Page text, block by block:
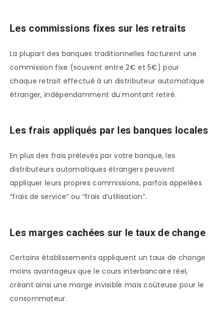
Les commissions fixes sur les retraits
La plupart des banques traditionnelles facturent une
commission fixe (souvent entre 2€ et 5€) pour
chaque retrait effectué à un distributeur automatique
étranger, indépendamment du montant retiré.
Les frais appliqués par les banques locales
En plus des frais prélevés par votre banque, les
distributeurs automatiques étrangers peuvent
appliquer leurs propres commissions, parfois appelées
“frais de service” ou “frais d’utilisation”.
Les marges cachées sur le taux de change
Certains établissements appliquent un taux de change
moins avantageux que le cours interbancaire réel,
créant ainsi une marge invisible mais coûteuse pour le
consommateur.